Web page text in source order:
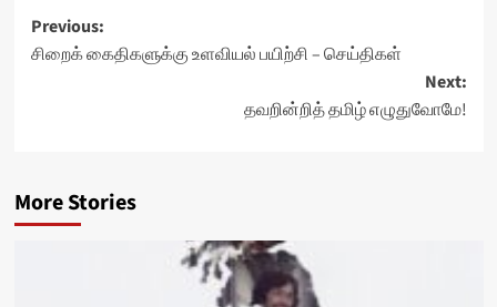
Post
navigation
Previous:
சிறைக் கைதிகளுக்கு உளவியல் பயிற்சி – செய்திகள்
Next:
தவறின்றித் தமிழ் எழுதுவோமே!
More Stories